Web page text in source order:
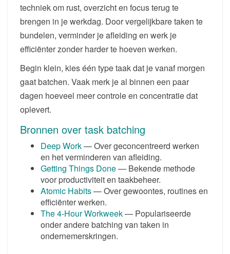
techniek om rust, overzicht en focus terug te
brengen in je werkdag. Door vergelijkbare taken te
bundelen, verminder je afleiding en werk je
efficiënter zonder harder te hoeven werken.
Begin klein, kies één type taak dat je vanaf morgen
gaat batchen. Vaak merk je al binnen een paar
dagen hoeveel meer controle en concentratie dat
oplevert.
Bronnen over task batching
Deep Work— Over geconcentreerd werken
en het verminderen van afleiding.
Getting Things Done— Bekende methode
voor productiviteit en taakbeheer.
Atomic Habits— Over gewoontes, routines en
efficiënter werken.
The 4-Hour Workweek— Populariseerde
onder andere batching van taken in
ondernemerskringen.